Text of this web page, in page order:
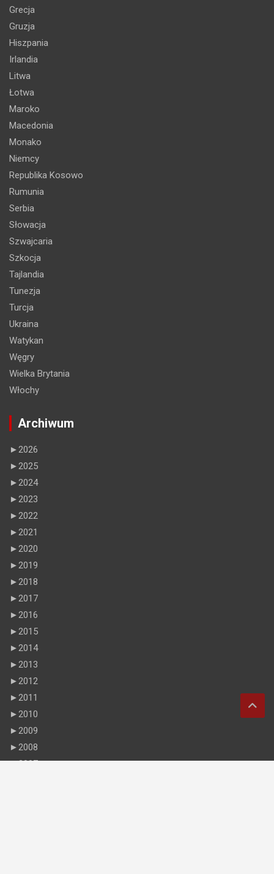
Grecja
Gruzja
Hiszpania
Irlandia
Litwa
Łotwa
Maroko
Macedonia
Monako
Niemcy
Republika Kosowo
Rumunia
Serbia
Słowacja
Szwajcaria
Szkocja
Tajlandia
Tunezja
Turcja
Ukraina
Watykan
Węgry
Wielka Brytania
Włochy
Archiwum
►2026
►2025
►2024
►2023
►2022
►2021
►2020
►2019
►2018
►2017
►2016
►2015
►2014
►2013
►2012
►2011
►2010
►2009
►2008
►2007